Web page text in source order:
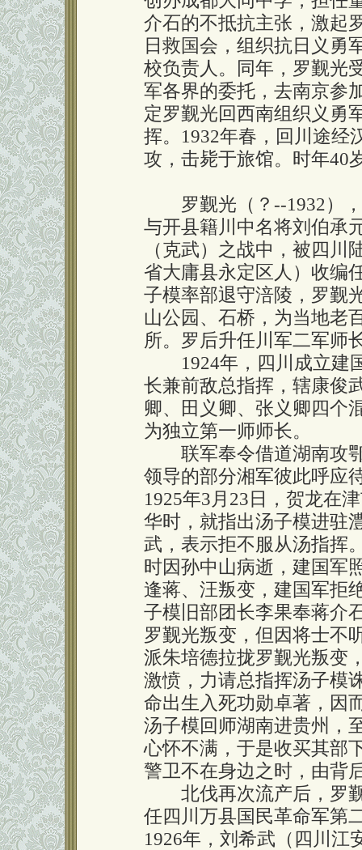
介石的不抵抗主张，激起
日救国会，组织抗日义勇
校负责人。同年，罗觐光
军各界的委托，去南京参
定罗觐光回西南组织义勇
挥。1932年春，回川途经
攻，击毙于旅馆。时年40
罗觐光（？--1932），
与开县籍川中名将刘伯承
（克武）之战中，被四川
省大庸县永定区人）收编
子模率部退守涪陵，罗觐
山公园、石桥，为当地老
所。罗后升任川军二军师
1924年，四川成立建
长兼前敌总指挥，辖康俊
卿、田义卿、张义卿四个
为独立第一师师长。
联军奉令借道湖南攻鄂
领导的部分湘军彼此呼应
1925年3月23日，贺龙在
华时，就指出汤子模进驻
武，表示拒不服从汤指挥
时因孙中山病逝，建国军
逢蒋、汪叛变，建国军拒
子模旧部团长李果奉蒋介
罗觐光叛变，但因将士不
派朱培德拉拢罗觐光叛变
激愤，力请总指挥汤子模
命出生入死功勋卓著，因
汤子模回师湖南进贵州，
心怀不满，于是收买其部
警卫不在身边之时，由背
北伐再次流产后，罗觐
任四川万县国民革命军第
1926年，刘希武（四川江